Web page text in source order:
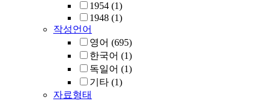
1954 (1)
1948 (1)
작성언어
영어 (695)
한국어 (1)
독일어 (1)
기타 (1)
자료형태